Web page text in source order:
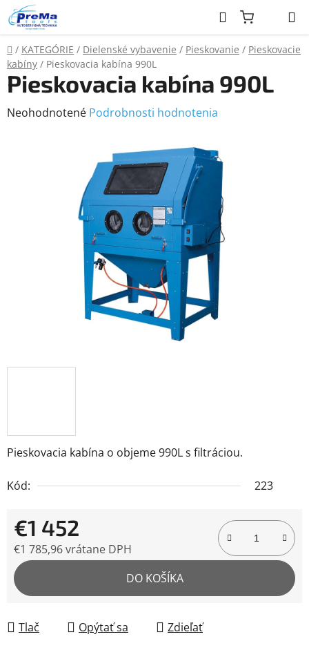
Prejsť
na
obsah
Hľadať
Domov
/ KATEGÓRIE / Dielenské vybavenie / Pieskovanie / Pieskovacie
kabíny / Pieskovacia kabína 990L
Pieskovacia kabína o objeme 990L s filtráciou.
Kód: 223
€1 452
€1 785,96 vrátane DPH
Jednotková cena:
DO KOŠÍKA
Tlač Opýtať sa Zdieľať
Pieskovacia kabína 990L
Priemerné
Neohodnotené Podrobnosti hodnotenia